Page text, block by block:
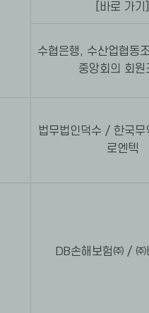
[바로 가기]
수협은행, 수산업협동
중앙회의 회원
법무법인덕수 / 한국
로엔텍
DB손해보험㈜ / ㈜